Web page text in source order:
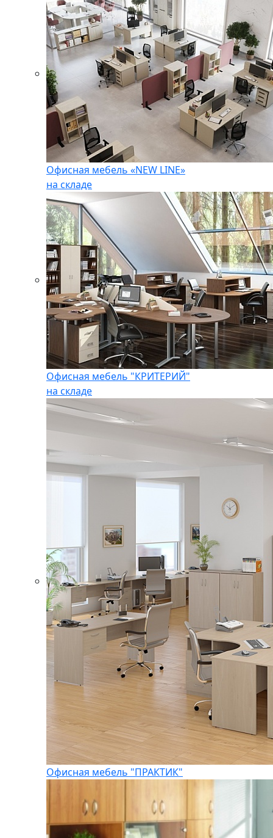
Офисная мебель «NEW LINE»
на складе
Офисная мебель "КРИТЕРИЙ"
на складе
Офисная мебель "ПРАКТИК"